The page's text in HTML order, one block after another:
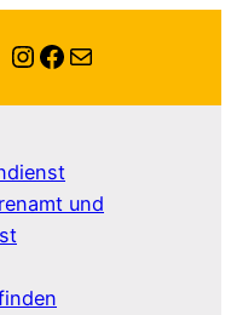
Instagram
Facebook
E-Mail
und